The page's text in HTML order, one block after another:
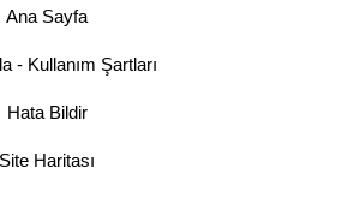
Ana Sayfa
- Kullanım Şartları
Hata Bildir
Site Haritası